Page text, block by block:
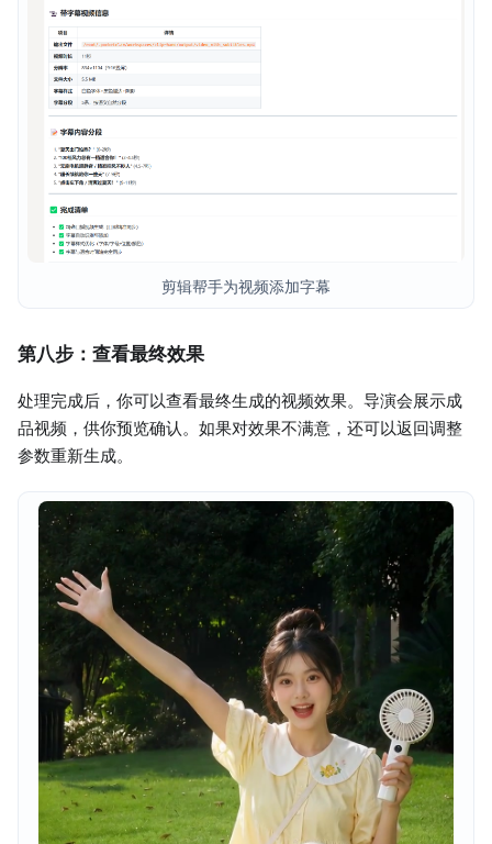
剪辑帮手为视频添加字幕
第八步：查看最终效果
处理完成后，你可以查看最终生成的视频效果。导演会展示成
品视频，供你预览确认。如果对效果不满意，还可以返回调整
参数重新生成。